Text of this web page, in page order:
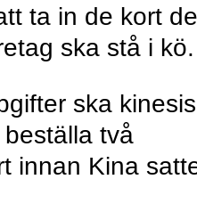
ta in de kort de
ska stå i kö.
ska
två
innan Kina